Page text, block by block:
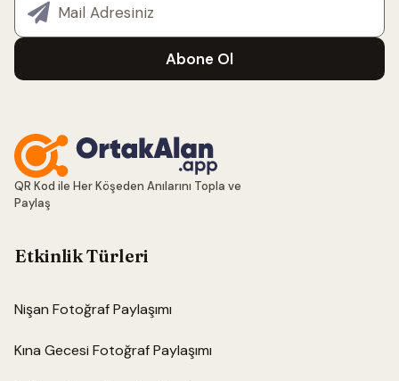
Abone Ol
QR Kod ile Her Köşeden Anılarını Topla ve
Paylaş
Etkinlik Türleri
Nişan Fotoğraf Paylaşımı
Kına Gecesi Fotoğraf Paylaşımı